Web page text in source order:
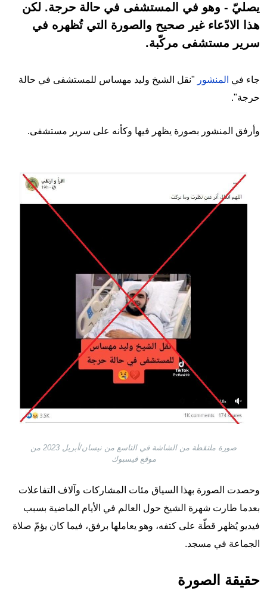
يصليّ - وهو في المستشفى في حالة حرجة. لكن
هذا الادّعاء غير صحيح والصورة التي تُظهره في
سرير مستشفى مركّبة.
جاء في المنشور "نقل الشيخ وليد مهساس للمستشفى في حالة
حرجة".
وأرفق المنشور بصورة يظهر فيها وكأنه على سرير مستشفى.
Image
صورة ملتقطة من الشاشة في التاسع من نيسان/أبريل 2023 من
موقع فيسبوك
وحصدت الصورة بهذا السياق مئات المشاركات وآلاف التفاعلات
بعدما طارت شهرة الشيخ حول العالم في الأيام الماضية بسبب
فيديو يُظهر قطّة على كتفه، وهو يعاملها برفق، فيما كان يؤمّ صلاة
الجماعة في مسجد.
حقيقة الصورة